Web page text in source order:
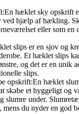
hæklet sky opskrift
hjælp af hækling.
eller som en
slips er en sjov og
Et hæklet slips
og det er en unik
slips.
opskrift:En hæklet
skabe et hyggeligt og
slumre under.
du nyder en god